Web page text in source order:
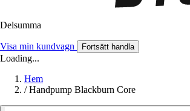
Delsumma
Visa min kundvagn Fortsätt handla
Loading...
Hem
/ Handpump Blackburn Core